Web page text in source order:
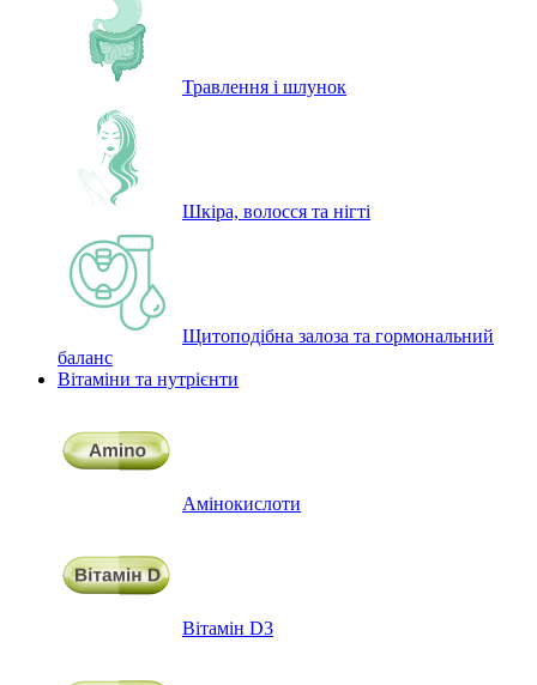
Травлення і шлунок
Шкіра, волосся та нігті
Щитоподібна залоза та гормональний
баланс
Вітаміни та нутрієнти
Амінокислоти
Вітамін D3